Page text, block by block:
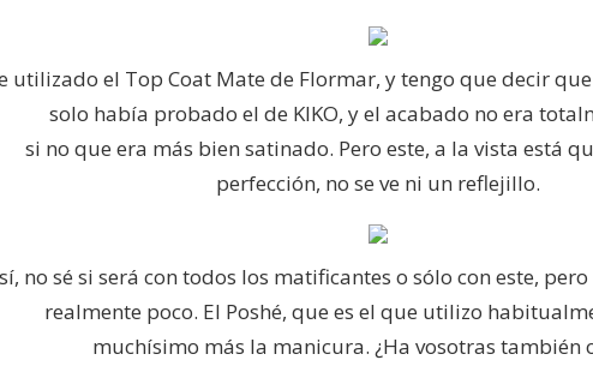
utilizado el Top Coat Mate de Flormar, y tengo que decir
solo había probado el de KIKO, y el acabado no era
si no que era más bien satinado. Pero este, a la vista está
perfección, no se ve ni un reflejillo.
no sé si será con todos los matificantes o sólo con este,
realmente poco. El Poshé, que es el que utilizo
muchísimo más la manicura. ¿Ha vosotras también